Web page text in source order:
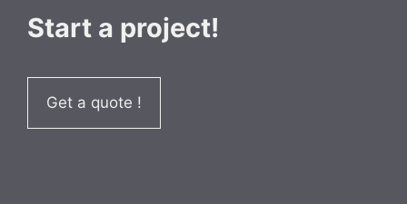
Start a project!
Get a quote !